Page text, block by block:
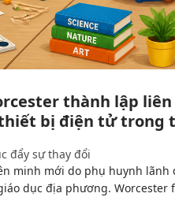
thành lập
bị điện tử trong
đẩy sự thay đổi
minh mới do phụ huynh lãnh
dục địa phương. Worcester